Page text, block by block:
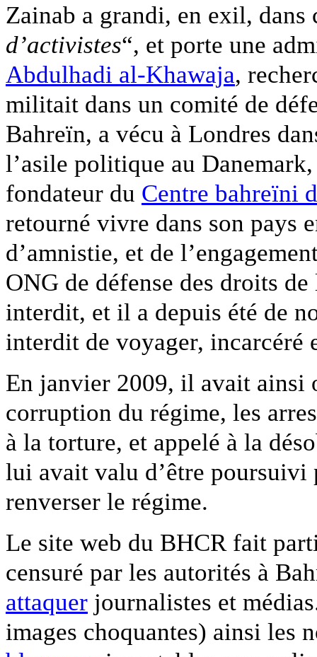
Zainab a grandi, en exil, dans
d’activistes“, et porte une
Abdulhadi al-Khawaja,
militait dans un comité de
Bahreïn, a vécu à Londres
l’asile politique au
fondateur du Centre bahreïni
retourné vivre dans son pays
d’amnistie, et de
ONG de défense des droits
interdit, et il a depuis été de
interdit de voyager, incarcéré
En janvier 2009, il avait ainsi
corruption du régime, les
à la torture, et appelé à la
lui avait valu d’être poursuivi
renverser le régime.
Le site web du BHCR fait
censuré par les autorités à
attaquer journalistes et
images choquantes) ainsi les